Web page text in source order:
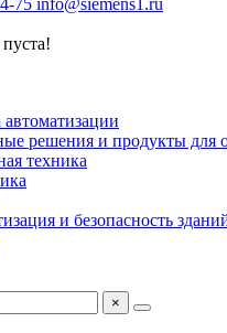
75 info@siemens1.ru
решения и продукты для
техника
и безопасность
×